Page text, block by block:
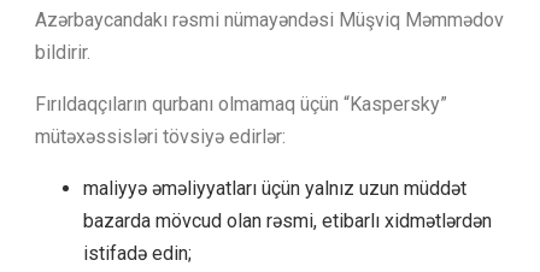
Azərbaycandakı rəsmi nümayəndəsi Müşviq Məmmədov
bildirir.
Fırıldaqçıların qurbanı olmamaq üçün “Kaspersky”
mütəxəssisləri tövsiyə edirlər:
maliyyə əməliyyatları üçün yalnız uzun müddət
bazarda mövcud olan rəsmi, etibarlı xidmətlərdən
istifadə edin;